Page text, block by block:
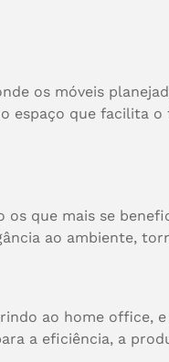
os móveis
espaço que facilita
os que mais se
ao ambiente,
ao home office,
a eficiência, a